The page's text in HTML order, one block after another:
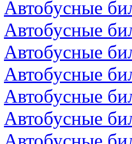
Автобусные
Автобусные
Автобусные
Автобусные
Автобусные
Автобусные